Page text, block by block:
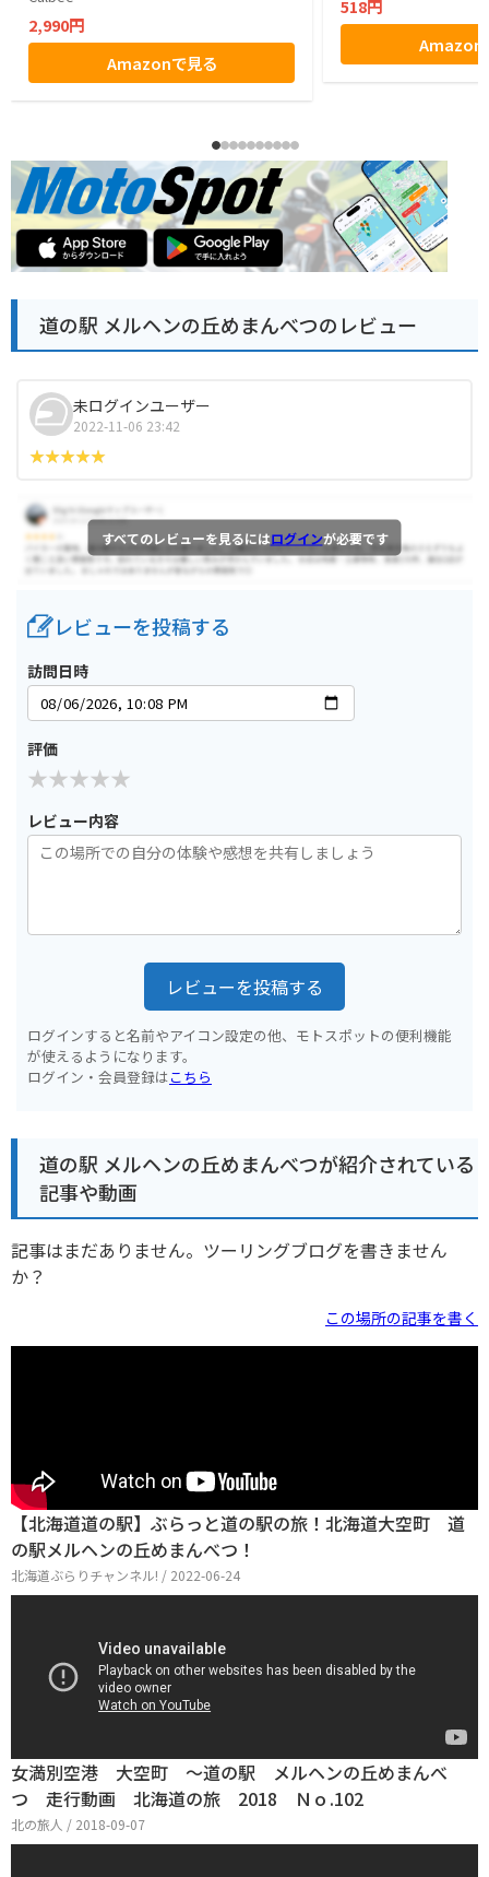
2,990円
Amazonで見る
518円
Amazon
道の駅 メルヘンの丘めまんべつのレビュー
未ログインユーザー
2022-11-06 23:42
すべてのレビューを見るにはログインが必要です
レビューを投稿する
訪問日時
評価
レビュー内容
レビューを投稿する
ログインすると名前やアイコン設定の他、モトスポットの便利機能
が使えるようになります。
ログイン・会員登録はこちら
道の駅 メルヘンの丘めまんべつが紹介されている
記事や動画
記事はまだありません。ツーリングブログを書きません
か？
この場所の記事を書く
【北海道道の駅】ぶらっと道の駅の旅！北海道大空町 道
の駅メルヘンの丘めまんべつ！
北海道ぶらりチャンネル! / 2022-06-24
女満別空港 大空町 ～道の駅 メルヘンの丘めまんべ
つ 走行動画 北海道の旅 2018 Ｎｏ.102
北の旅人 / 2018-09-07